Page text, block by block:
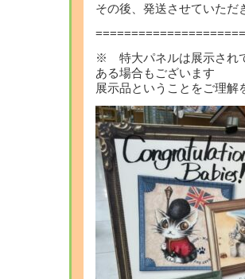
その後、発送させていただ
※ 特大パネルは展示され
ある場合もございます
展示品ということをご理解